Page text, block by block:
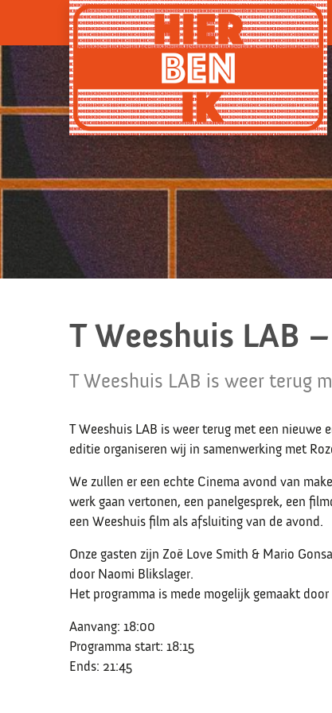
T Weeshuis LAB
T Weeshuis LAB is weer terug
T Weeshuis LAB is weer terug met een nieuwe
editie organiseren wij in samenwerking met
We zullen er een echte Cinema avond van
werk gaan vertonen, een panelgesprek, een
een Weeshuis film als afsluiting van de avond.
Onze gasten zijn Zoë Love Smith & Mario
door Naomi Blikslager.
Het programma is mede mogelijk gemaakt door
Aanvang: 18:00
Programma start: 18:15
Ends: 21:45